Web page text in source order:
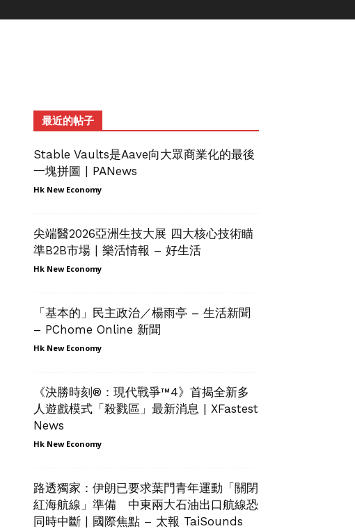
最近的帖子
Stable Vaults是Aave向大眾商業化的最後
一塊拼圖 | PANews
Hk New Economy
尖端醫2026亞洲生技大展 四大核心技術瞄
準B2B市場 | 樂活情報 – 好生活
Hk New Economy
「基本的」民主政治／楊雨亭 – 生活新聞
– PChome Online 新聞
Hk New Economy
《決勝時刻®：現代戰爭™4》首揭全新多
人遊戲模式「殺戮區」最新消息 | XFastest
News
Hk New Economy
路透獨家：伊朗已要求葉門青年運動「關閉
紅海航線」準備 中東兩大石油出口航線恐
同時中斷 | 國際焦點 – 太報 TaiSounds